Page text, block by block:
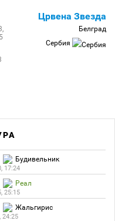
Црвена Звезда
Белград
Сербия
Будивельник
17:24
Реал
25:15
Жальгирис
24:25